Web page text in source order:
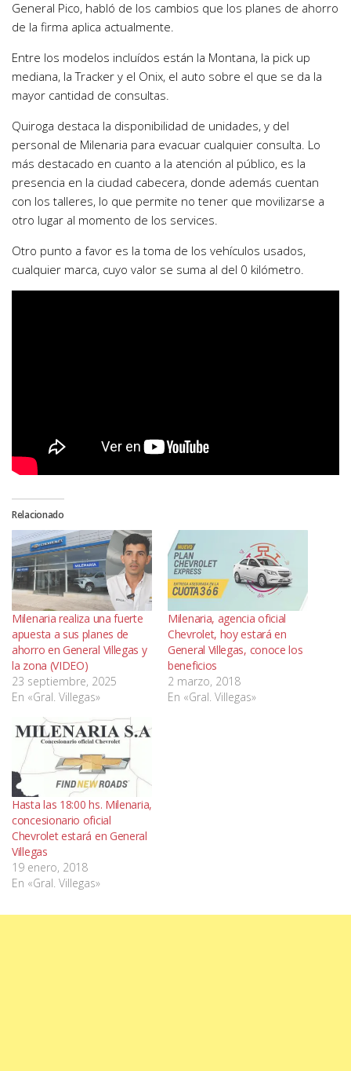
General Pico, habló de los cambios que los planes de ahorro
de la firma aplica actualmente.
Entre los modelos incluídos están la Montana, la pick up
mediana, la Tracker y el Onix, el auto sobre el que se da la
mayor cantidad de consultas.
Quiroga destaca la disponibilidad de unidades, y del
personal de Milenaria para evacuar cualquier consulta. Lo
más destacado en cuanto a la atención al público, es la
presencia en la ciudad cabecera, donde además cuentan
con los talleres, lo que permite no tener que movilizarse a
otro lugar al momento de los services.
Otro punto a favor es la toma de los vehículos usados,
cualquier marca, cuyo valor se suma al del 0 kilómetro.
Relacionado
Milenaria realiza una fuerte
apuesta a sus planes de
ahorro en General Villegas y
la zona (VIDEO)
23 septiembre, 2025
En «Gral. Villegas»
Milenaria, agencia oficial
Chevrolet, hoy estará en
General Villegas, conoce los
beneficios
2 marzo, 2018
En «Gral. Villegas»
Hasta las 18:00 hs. Milenaria,
concesionario oficial
Chevrolet estará en General
Villegas
19 enero, 2018
En «Gral. Villegas»